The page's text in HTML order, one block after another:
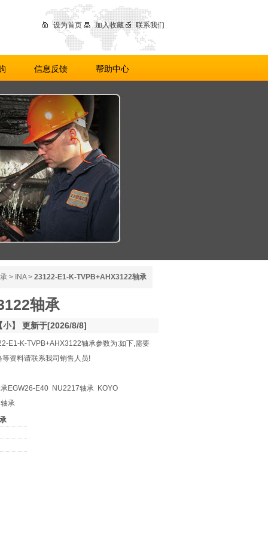
设为首页 加入收藏 联系我们
信息反馈 帮助中心
> INA> 23122-E1-K-TVPB+AHX3122轴承
轴承
小】 更新于[2026/8/8]
E1-K-TVPB+AHX3122轴承参数为:如下,需要
资料请联系我司销售人员!
EGW26-E40 NU2217轴承 KOYO
承